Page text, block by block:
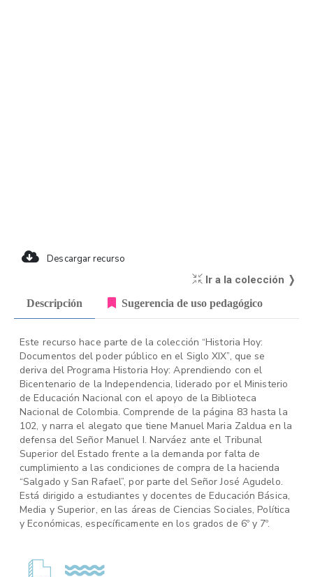
Descargar recurso
Ir a la colección ❭
Descripción Sugerencia de uso pedagógico
Este recurso hace parte de la colección “Historia Hoy:
Documentos del poder público en el Siglo XIX”, que se
deriva del Programa Historia Hoy: Aprendiendo con el
Bicentenario de la Independencia, liderado por el Ministerio
de Educación Nacional con el apoyo de la Biblioteca
Nacional de Colombia. Comprende de la página 83 hasta la
102, y narra el alegato que tiene Manuel Maria Zaldua en la
defensa del Señor Manuel I. Narváez ante el Tribunal
Superior del Estado frente a la demanda por falta de
cumplimiento a las condiciones de compra de la hacienda
“Salgado y San Rafael”, por parte del Señor José Agudelo.
Está dirigido a estudiantes y docentes de Educación Básica,
Media y Superior, en las áreas de Ciencias Sociales, Política
y Económicas, específicamente en los grados de 6º y 7º.